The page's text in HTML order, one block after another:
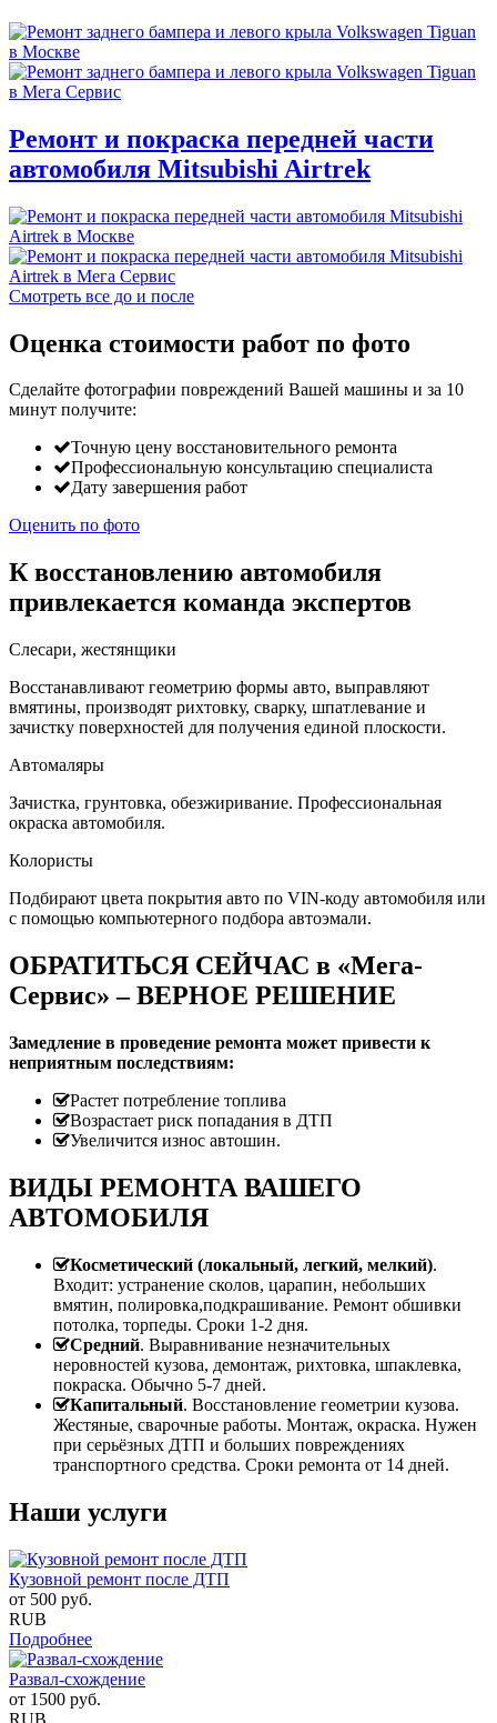
Ремонт и покраска передней части
автомобиля Mitsubishi Airtrek
Смотреть все до и после
Оценка стоимости работ по фото
Сделайте фотографии повреждений Вашей машины и за 10
минут получите:
Точную цену восстановительного ремонта
Профессиональную консультацию специалиста
Дату завершения работ
Оценить по фото
К восстановлению автомобиля
привлекается команда экспертов
Слесари, жестянщики
Восстанавливают геометрию формы авто, выправляют
вмятины, производят рихтовку, сварку, шпатлевание и
зачистку поверхностей для получения единой плоскости.
Автомаляры
Зачистка, грунтовка, обезжиривание. Профессиональная
окраска автомобиля.
Колористы
Подбирают цвета покрытия авто по VIN-коду автомобиля или
с помощью компьютерного подбора автоэмали.
ОБРАТИТЬСЯ СЕЙЧАС в «Мега-
Сервис» – ВЕРНОЕ РЕШЕНИЕ
Замедление в проведение ремонта может привести к
неприятным последствиям:
Растет потребление топлива
Возрастает риск попадания в ДТП
Увеличится износ автошин.
ВИДЫ РЕМОНТА ВАШЕГО
АВТОМОБИЛЯ
Косметический (локальный, легкий, мелкий).
Входит: устранение сколов, царапин, небольших
вмятин, полировка,подкрашивание. Ремонт обшивки
потолка, торпеды. Сроки 1-2 дня.
Средний. Выравнивание незначительных
неровностей кузова, демонтаж, рихтовка, шпаклевка,
покраска. Обычно 5-7 дней.
Капитальный. Восстановление геометрии кузова.
Жестяные, сварочные работы. Монтаж, окраска. Нужен
при серьёзных ДТП и больших повреждениях
транспортного средства. Сроки ремонта от 14 дней.
Наши услуги
Кузовной ремонт после ДТП
от 500 руб.
RUB
Подробнее
Развал-схождение
от 1500 руб.
RUB